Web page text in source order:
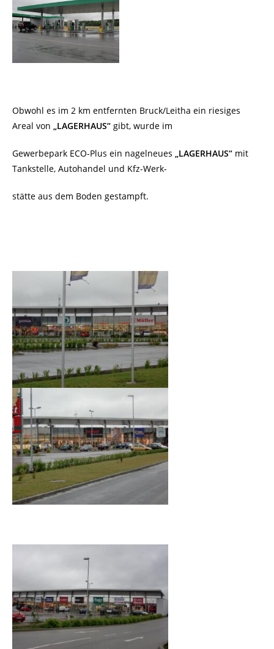
Obwohl es im 2 km entfernten Bruck/Leitha ein riesiges
Areal von
„LAGERHAUS“ gibt, wurde im
Gewerbepark ECO-Plus ein nagelneues „LAGERHAUS“ mit
Tankstelle, Autohandel und Kfz-Werk-
stätte aus dem Boden gestampft.